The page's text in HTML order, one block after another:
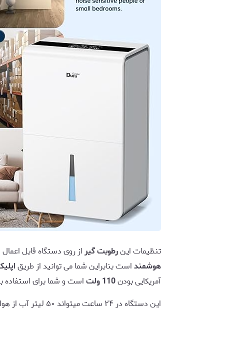
تنظیمات اینرطوبت گیراز روی دستگاه قابل
هوشمنداست بنابراین شما می توانید از طریق
آمریکایی بودن
است و شما برای استفاده
این دستگاه در ۲۴ ساعت میتواند ۵۰ لیتر آب از هوا استخراج کند.